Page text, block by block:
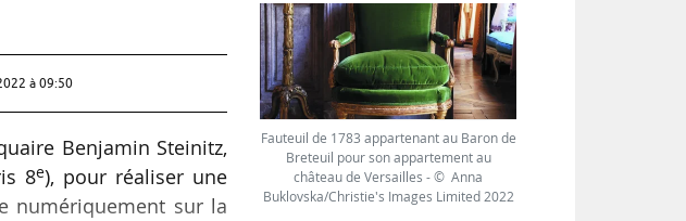
à 09:50
Benjamin Steinitz,
8e), pour réaliser une
numériquement sur la
Fauteuil de 1783 appartenant au Baron de
Breteuil pour son appartement au
château de Versailles - © Anna
Buklovska/Christie's Images Limited 2022